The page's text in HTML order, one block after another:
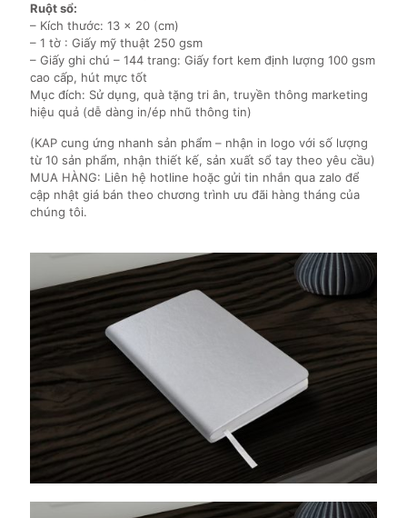
Ruột sổ:
– Kích thước: 13 x 20 (cm)
– 1 tờ : Giấy mỹ thuật 250 gsm
– Giấy ghi chú – 144 trang: Giấy fort kem định lượng 100 gsm
cao cấp, hút mực tốt
Mục đích: Sử dụng, quà tặng tri ân, truyền thông marketing
hiệu quả (dễ dàng in/ép nhũ thông tin)
(KAP cung ứng nhanh sản phẩm – nhận in logo với số lượng
từ 10 sản phẩm, nhận thiết kế, sản xuất sổ tay theo yêu cầu)
MUA HÀNG: Liên hệ hotline hoặc gửi tin nhắn qua zalo để
cập nhật giá bán theo chương trình ưu đãi hàng tháng của
chúng tôi.